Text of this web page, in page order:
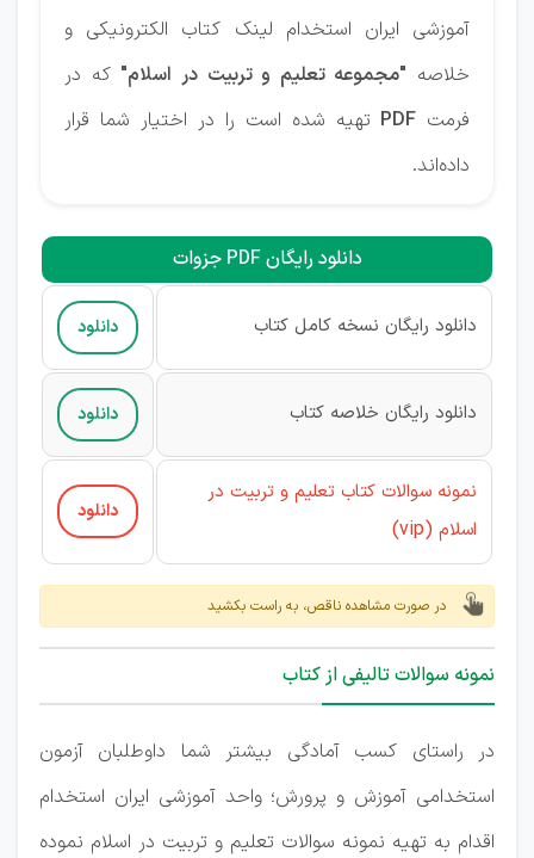
آموزشی ایران استخدام لینک کتاب الکترونیکی و
خلاصه "مجموعه تعلیم و تربیت در اسلام" که در
فرمت PDF تهیه شده است را در اختیار شما قرار
داده‌اند.
دانلود رایگان PDF جزوات
دانلود رایگان نسخه کامل کتاب دانلود
دانلود رایگان خلاصه کتاب دانلود
نمونه سوالات کتاب تعلیم و تربیت در
اسلام (vip)
دانلود
در صورت مشاهده ناقص، به راست بکشید
نمونه سوالات تالیفی از کتاب
در راستای کسب آمادگی بیشتر شما داوطلبان آزمون
استخدامی آموزش و پرورش؛ واحد آموزشی ایران استخدام
اقدام به تهیه نمونه سوالات تعلیم و تربیت در اسلام نموده